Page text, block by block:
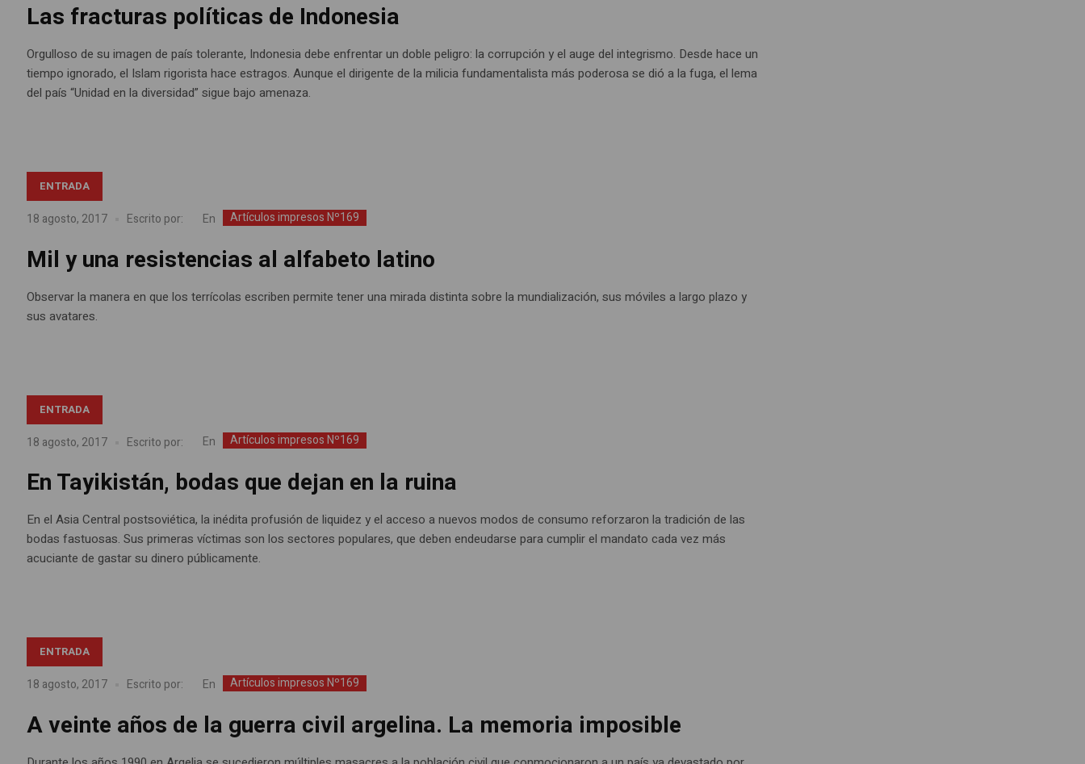
Las fracturas políticas de Indonesia
Orgulloso de su imagen de país tolerante, Indonesia debe enfrentar un doble peligro: la corrupción y el auge del integrismo. Desde hace un
tiempo ignorado, el Islam rigorista hace estragos. Aunque el dirigente de la milicia fundamentalista más poderosa se dió a la fuga, el lema
del país “Unidad en la diversidad” sigue bajo amenaza.
ENTRADA
18 agosto, 2017 Escrito por: En Artículos impresos Nº169
Mil y una resistencias al alfabeto latino
Observar la manera en que los terrícolas escriben permite tener una mirada distinta sobre la mundialización, sus móviles a largo plazo y
sus avatares.
ENTRADA
18 agosto, 2017 Escrito por: En Artículos impresos Nº169
En Tayikistán, bodas que dejan en la ruina
En el Asia Central postsoviética, la inédita profusión de liquidez y el acceso a nuevos modos de consumo reforzaron la tradición de las
bodas fastuosas. Sus primeras víctimas son los sectores populares, que deben endeudarse para cumplir el mandato cada vez más
acuciante de gastar su dinero públicamente.
ENTRADA
18 agosto, 2017 Escrito por: En Artículos impresos Nº169
A veinte años de la guerra civil argelina. La memoria imposible